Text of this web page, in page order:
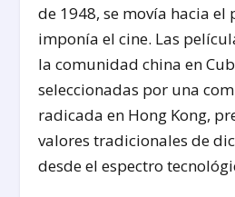
de 1948, se movía hacia el
imponía el cine. Las
la comunidad china en
seleccionadas por una
radicada en Hong Kong,
valores tradicionales de
desde el espectro